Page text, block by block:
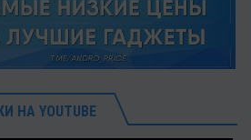
НА YOUTUBE